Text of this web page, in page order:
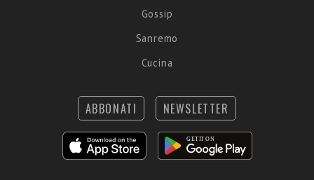
Gossip
Sanremo
Cucina
ABBONATI NEWSLETTER